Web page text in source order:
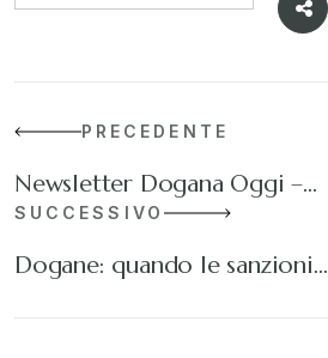
PRECEDENTE
Newsletter Dogana Oggi –…
SUCCESSIVO
Dogane: quando le sanzioni…